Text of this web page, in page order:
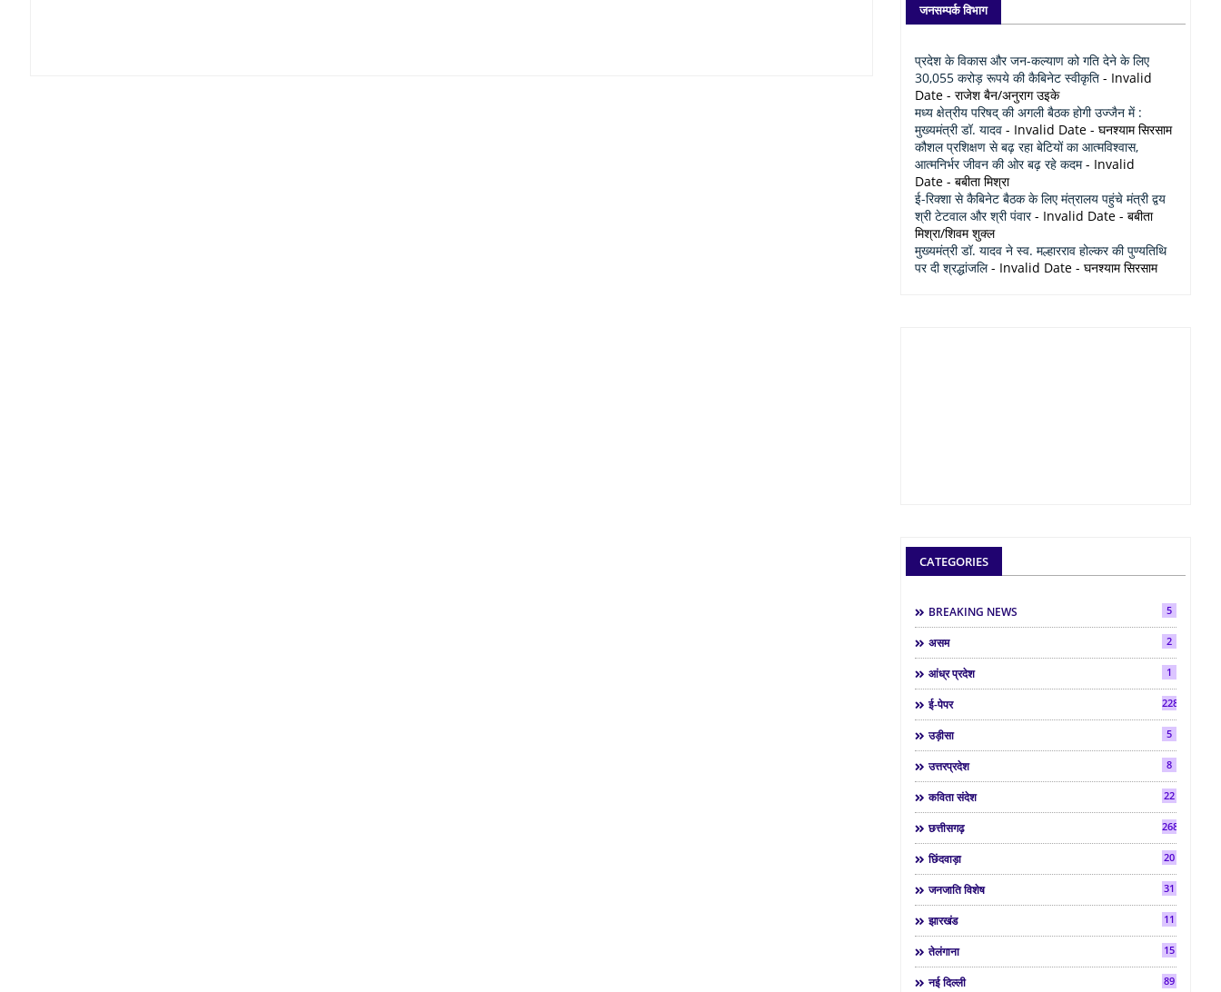
जनसम्पर्क विभाग
प्रदेश के विकास और जन-कल्याण को गति देने के लिए
30,055 करोड़ रूपये की कैबिनेट स्वीकृति - Invalid
Date - राजेश बैन/अनुराग उइके
मध्य क्षेत्रीय परिषद् की अगली बैठक होगी उज्जैन में :
मुख्यमंत्री डॉ. यादव - Invalid Date - घनश्याम सिरसाम
कौशल प्रशिक्षण से बढ़ रहा बेटियों का आत्मविश्वास,
आत्मनिर्भर जीवन की ओर बढ़ रहे कदम- Invalid
Date - बबीता मिश्रा
ई-रिक्शा से कैबिनेट बैठक के लिए मंत्रालय पहुंचे मंत्री द्वय
श्री टेटवाल और श्री पंवार- Invalid Date - बबीता
मिश्रा/शिवम शुक्ल
मुख्यमंत्री डॉ. यादव ने स्व. मल्हारराव होल्कर की पुण्यतिथि
पर दी श्रद्धांजलि- Invalid Date - घनश्याम सिरसाम
CATEGORIES
BREAKING NEWS 5
असम 2
आंध्र प्रदेश 1
ई-पेपर 2286
उड़ीसा 5
उत्तरप्रदेश 8
कविता संदेश 22
छत्तीसगढ़ 268
छिंदवाड़ा 20
जनजाति विशेष 31
झारखंड 11
तेलंगाना 15
नई दिल्ली 89